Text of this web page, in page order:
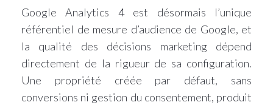
Google Analytics 4 est désormais l’unique
référentiel de mesure d’audience de Google, et
la qualité des décisions marketing dépend
directement de la rigueur de sa configuration.
Une propriété créée par défaut, sans
conversions ni gestion du consentement, produit